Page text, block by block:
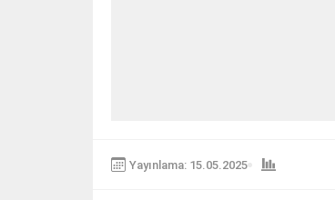
Yayınlama: 15.05.2025